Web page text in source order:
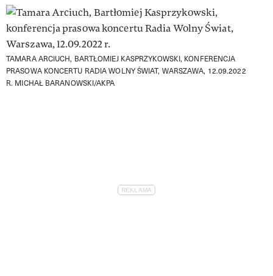
TAMARA ARCIUCH, BARTŁOMIEJ KASPRZYKOWSKI, KONFERENCJA
PRASOWA KONCERTU RADIA WOLNY ŚWIAT, WARSZAWA, 12.09.2022
R. MICHAŁ BARANOWSKI/AKPA